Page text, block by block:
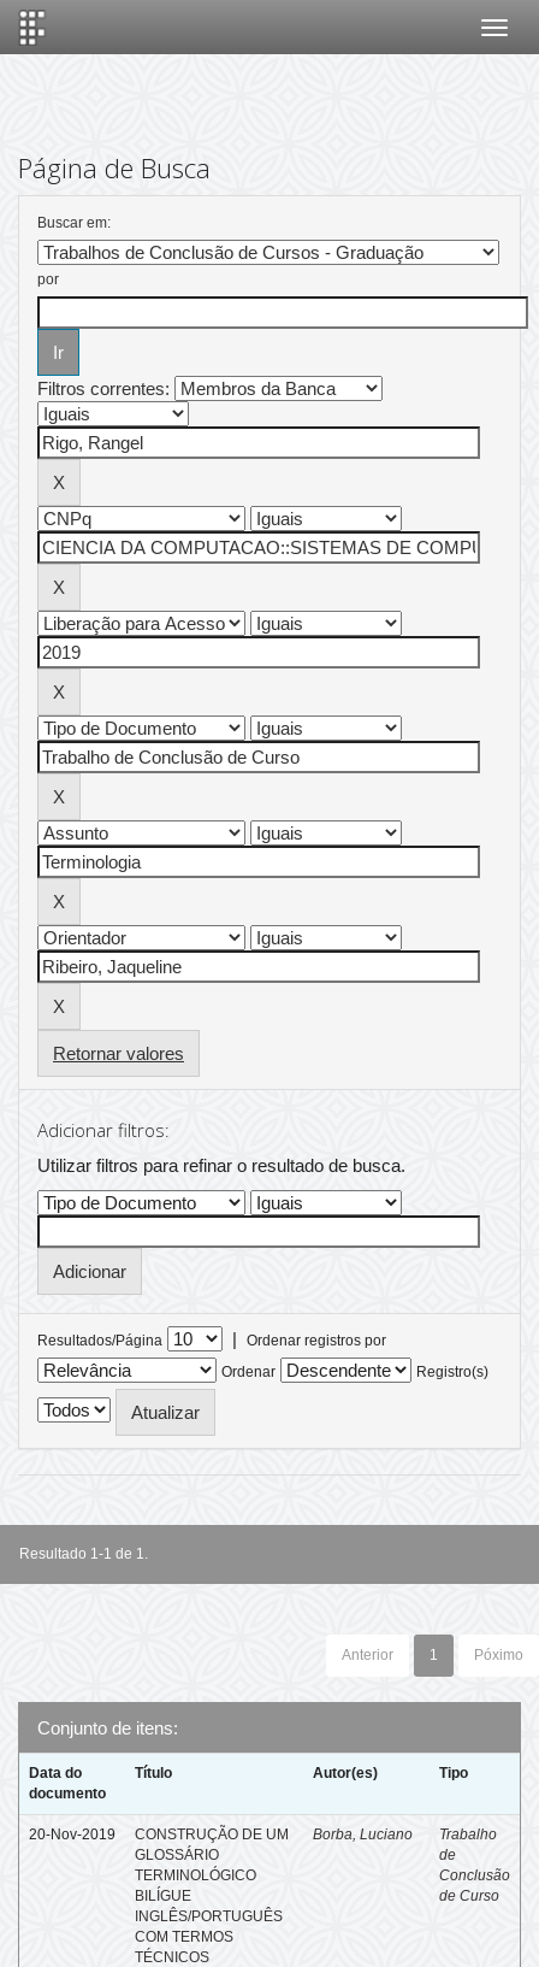
Página de Busca
Buscar em:
por
Filtros correntes:
Retornar valores
Adicionar filtros:
Utilizar filtros para refinar o resultado de busca.
Resultados/Página |
Ordenar registros por
Ordenar
Registro(s)
Resultado 1-1 de 1.
Anterior 1 Póximo
Conjunto de itens:
Data do
documento
Título Autor(es) Tipo
20-Nov-2019
CONSTRUÇÃO DE UM
GLOSSÁRIO
TERMINOLÓGICO
BILÍGUE
INGLÊS/PORTUGUÊS
COM TERMOS
TÉCNICOS
Borba, Luciano
Trabalho
de
Conclusão
de Curso